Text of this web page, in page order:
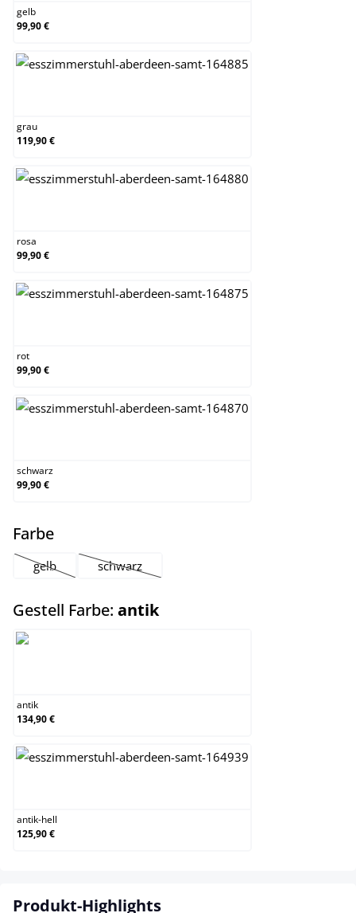
gelb
99,90 €
grau
119,90 €
rosa
99,90 €
rot
99,90 €
schwarz
99,90 €
Farbeauswählen
gelb
(Diese Option ist zurzeit nicht verfügbar.)
schwarz
(Diese Option ist zurzeit nicht verfügbar.)
Gestell Farbe: antikauswählen
antik
134,90 €
antik-hell
125,90 €
Produkt-Highlights